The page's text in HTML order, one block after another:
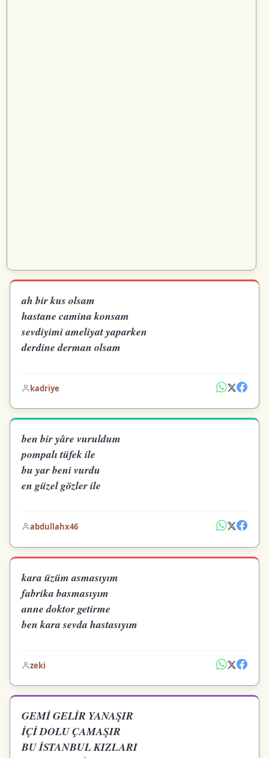
ah bir kus olsam
hastane camina konsam
sevdiyimi ameliyat yaparken
derdine derman olsam
kadriye
ben bir yâre vuruldum
pompalı tüfek ile
bu yar beni vurdu
en güzel gözler ile
abdullahx46
kara üzüm asmasıyım
fabrika basmasıyım
anne doktor getirme
ben kara sevda hastasıyım
zeki
GEMİ GELİR YANAŞIR
İÇİ DOLU ÇAMAŞIR
BU İSTANBUL KIZLARI